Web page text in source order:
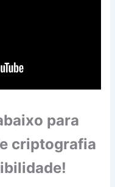
para
criptografia